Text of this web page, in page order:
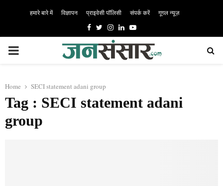
हमारे बारे में विज्ञापन प्राइवेसी पॉलिसी संपर्क करें गूगल न्यूज़
Facebook
TwitterInstagram
LinkedinYoutube
PRIMARY
Home SECI statement adani group
Tag : SECI statement adani
group